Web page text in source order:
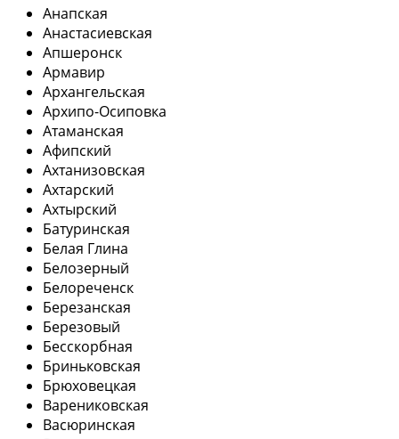
Анапская
Анастасиевская
Апшеронск
Армавир
Архангельская
Архипо-Осиповка
Атаманская
Афипский
Ахтанизовская
Ахтарский
Ахтырский
Батуринская
Белая Глина
Белозерный
Белореченск
Березанская
Березовый
Бесскорбная
Бриньковская
Брюховецкая
Варениковская
Васюринская